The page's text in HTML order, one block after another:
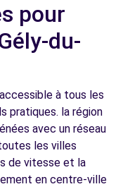
pour
du-
à tous les
pratiques. la région
avec un réseau
les villes
de vitesse et la
en centre-ville